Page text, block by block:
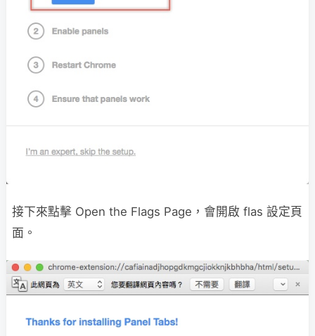
接下來點擊 Open the Flags Page，會開啟 flas 設定頁
面。